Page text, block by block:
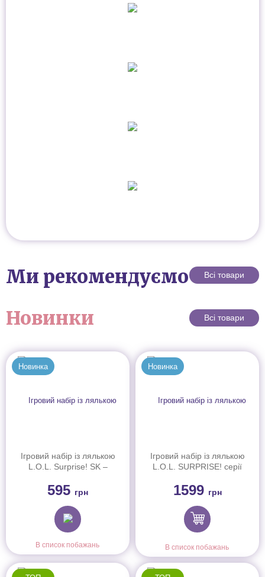
Ми рекомендуємо Всі товари
Новинки Всі товари
Новинка
Ігровий набір із лялькою
L.O.L. Surprise! SK –
намистин (511212)
595 грн
В список побажань
Новинка
Ігровий набір із лялькою
L.O.L. SURPRISE! серії
ХУПС К'ЮТІ (з
аксесуарами) (510413)
1599 грн
В список побажань